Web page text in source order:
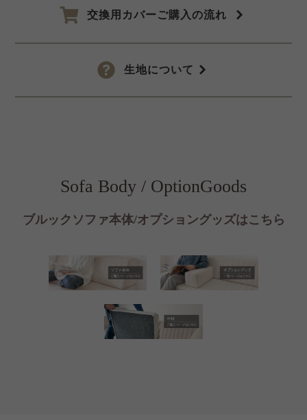
交換用カバーご購入の流れ
生地について
Sofa Body / OptionGoods
ブルックソファ本体/オプショングッズはこちら